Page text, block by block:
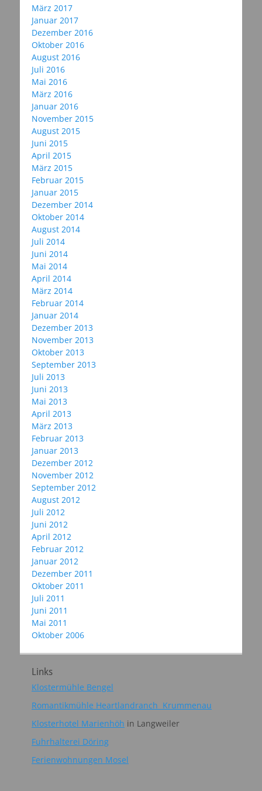
März 2017
Januar 2017
Dezember 2016
Oktober 2016
August 2016
Juli 2016
Mai 2016
März 2016
Januar 2016
November 2015
August 2015
Juni 2015
April 2015
März 2015
Februar 2015
Januar 2015
Dezember 2014
Oktober 2014
August 2014
Juli 2014
Juni 2014
Mai 2014
April 2014
März 2014
Februar 2014
Januar 2014
Dezember 2013
November 2013
Oktober 2013
September 2013
Juli 2013
Juni 2013
Mai 2013
April 2013
März 2013
Februar 2013
Januar 2013
Dezember 2012
November 2012
September 2012
August 2012
Juli 2012
Juni 2012
April 2012
Februar 2012
Januar 2012
Dezember 2011
Oktober 2011
Juli 2011
Juni 2011
Mai 2011
Oktober 2006
Links
Klostermühle Bengel
Romantikmühle Heartlandranch Krummenau
Klosterhotel Marienhöh in Langweiler
Fuhrhalterei Döring
Ferienwohnungen Mosel